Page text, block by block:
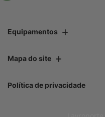
Equipamentos
Mapa do site
Política de privacidade